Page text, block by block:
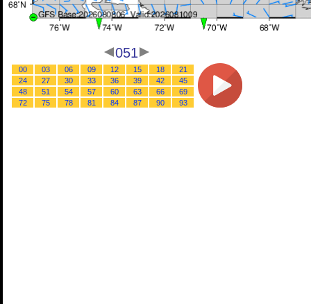
051
00 03 06 09 12 15 18
21
24
27 30 33 36 39 42
45
48
51 54 57 60 63 66
69
72
75 78 81 84 87 90 93